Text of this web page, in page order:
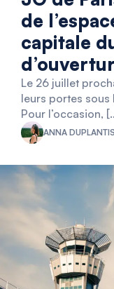
de
capitale
Le 26 juillet
leurs portes sous
Pour l’occasion,
ANNA